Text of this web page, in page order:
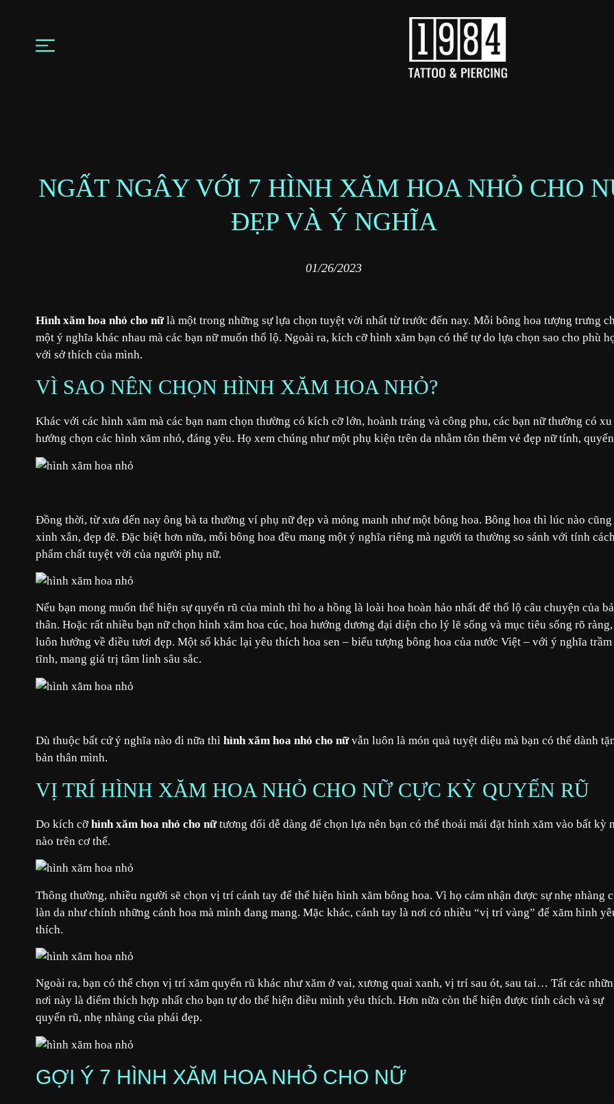
NGẤT NGÂY VỚI 7 HÌNH XĂM HOA NHỎ CHO
ĐẸP VÀ Ý NGHĨA
01/26/2023
Hình xăm hoa nhỏ cho nữlà một trong những sự lựa chọn tuyệt vời nhất từ trước đến nay. Mỗi bông hoa tượng trưng
một ý nghĩa khác nhau mà các bạn nữ muốn thổ lộ. Ngoài ra, kích cỡ hình xăm bạn có thể tự do lựa chọn sao cho phù
với sở thích của mình.
VÌ SAO NÊN CHỌN HÌNH XĂM HOA NHỎ?
Khác với các hình xăm mà các bạn nam chọn thường có kích cỡ lớn, hoành tráng và công phu, các bạn nữ thường có xu
hướng chọn các hình xăm nhỏ, đáng yêu. Họ xem chúng như một phụ kiện trên da nhằm tôn thêm vẻ đẹp nữ tính,
Đồng thời, từ xưa đến nay ông bà ta thường ví phụ nữ đẹp và mỏng manh như một bông hoa. Bông hoa thì lúc nào cũng
xinh xắn, đẹp đẽ. Đặc biệt hơn nữa, mỗi bông hoa đều mang một ý nghĩa riêng mà người ta thường so sánh với tính
phẩm chất tuyệt vời của người phụ nữ.
Nếu bạn mong muốn thể hiện sự quyến rũ của mình thì ho a hồng là loài hoa hoàn hảo nhất để thổ lộ câu chuyện của
thân. Hoặc rất nhiều bạn nữ chọn hình xăm hoa cúc, hoa hướng dương đại diện cho lý lẽ sống và mục tiêu sống rõ ràng,
luôn hướng về điều tươi đẹp. Một số khác lại yêu thích hoa sen – biểu tượng bông hoa của nước Việt – với ý nghĩa trầm
tĩnh, mang giá trị tâm linh sâu sắc.
Dù thuộc bất cứ ý nghĩa nào đi nữa thì hình xăm hoa nhỏ cho nữvẫn luôn là món quà tuyệt diệu mà bạn có thể dành
bản thân mình.
VỊ TRÍ HÌNH XĂM HOA NHỎ CHO NỮ CỰC KỲ QUYẾN RŨ
Do kích cỡhình xăm hoa nhỏ cho nữtương đối dễ dàng để chọn lựa nên bạn có thể thoải mái đặt hình xăm vào bất kỳ
nào trên cơ thể.
Thông thường, nhiều người sẽ chọn vị trí cánh tay để thể hiện hình xăm bông hoa. Vì họ cảm nhận được sự nhẹ nhàng
làn da như chính những cánh hoa mà mình đang mang. Mặc khác, cánh tay là nơi có nhiều “vị trí vàng” để xăm hình
thích.
Ngoài ra, bạn có thể chọn vị trí xăm quyến rũ khác như xăm ở vai, xương quai xanh, vị trí sau ót, sau tai… Tất các
nơi này là điểm thích hợp nhất cho bạn tự do thể hiện điều mình yêu thích. Hơn nữa còn thể hiện được tính cách và sự
quyến rũ, nhẹ nhàng của phái đẹp.
GỢI Ý 7 HÌNH XĂM HOA NHỎ CHO NỮ